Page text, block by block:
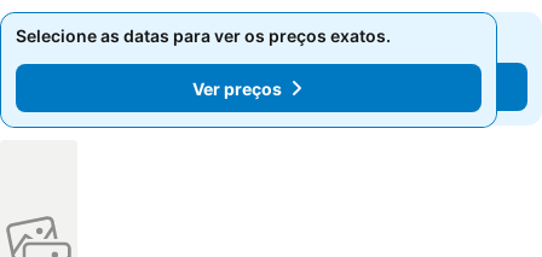
Selecione as datas para ver os preços exatos.
Ver preços
Selecione as datas para ver os preços exatos.
Ver preços